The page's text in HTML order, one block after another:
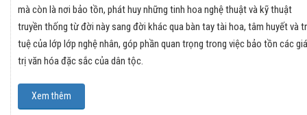
mà còn là nơi bảo tồn, phát huy những tinh hoa nghệ thuật và kỹ thuật
truyền thống từ đời này sang đời khác qua bàn tay tài hoa, tâm huyết và
tuệ của lớp lớp nghệ nhân, góp phần quan trọng trong việc bảo tồn các giá
trị văn hóa đặc sắc của dân tộc.
Xem thêm